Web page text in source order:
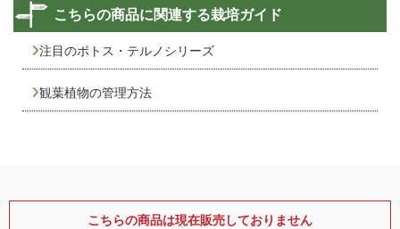
こちらの商品に関連する栽培ガイド
注目のポトス・テルノシリーズ
観葉植物の管理方法
こちらの商品は現在販売しておりません